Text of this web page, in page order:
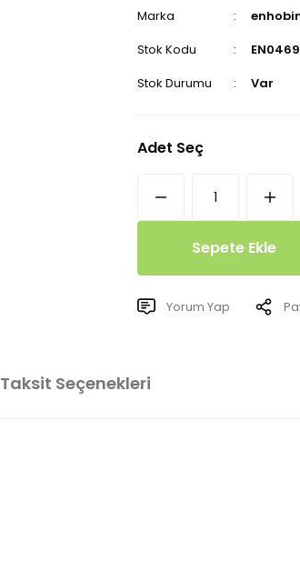
Marka
Stok Kodu
EN0469
Stok Durumu
Var
Adet Seç
Sepete Ekle
Yorum Yap
Taksit Seçenekleri